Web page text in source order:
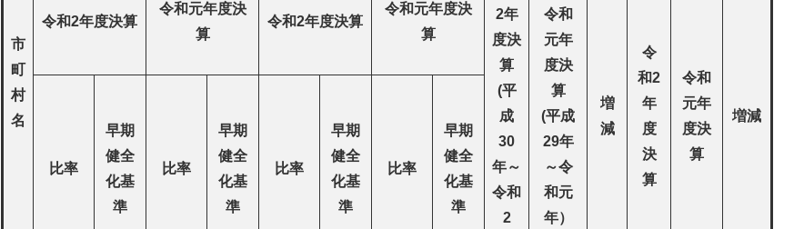
市
町
村
名
令和2年度決算
令和元年度決
算
令和2年度決算
令和元年度決
算
2年
度決
算
(平
成
30
年～
令和
2
令和
元年
度決
算
(平成
29年
～令
和元
年）
増
減
令
和2
年
度
決
算
令和
元年
度決
算
増減
比率
早期
健全
化基
準
比率
早期
健全
化基
準
比率
早期
健全
化基
準
比率
早期
健全
化基
準